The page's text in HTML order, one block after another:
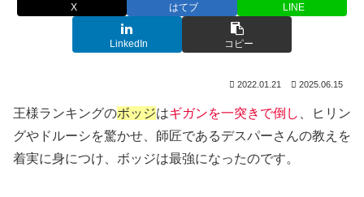
X はてブ LINE
LinkedIn コピー
2022.01.21 2025.06.15
王様ランキングのボッジはギガンを一突きで倒し
、ヒリン
グやドルーシを驚かせ、師匠であるデスパーさんの教えを
着実に身につけ、ボッジは最強になったのです。